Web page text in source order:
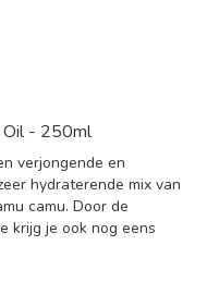
Oil - 250ml
verjongende en
hydraterende mix van
camu. Door de
krijg je ook nog eens